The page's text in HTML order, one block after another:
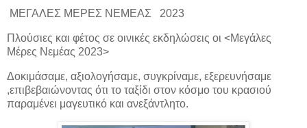
MEΓΑΛΕΣ ΜΕΡΕΣ ΝΕΜΕΑΣ 2023
Πλούσιες και φέτος σε οινικές εκδηλώσεις οι <Μεγάλες
Μέρες Νεμέας 2023>
Δοκιμάσαμε, αξιολογήσαμε, συγκρίναμε, εξερευνήσαμε
,επιβεβαιώνοντας ότι το ταξίδι στον κόσμο του κρασιού
παραμένει μαγευτικό και ανεξάντλητο.